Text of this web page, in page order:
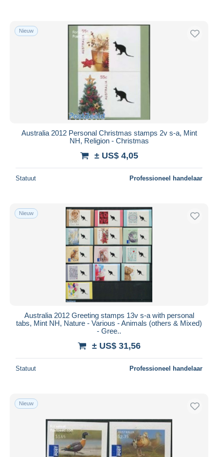
Nieuw
Australia 2012 Personal Christmas stamps 2v s-a, Mint
NH, Religion - Christmas
± US$ 4,05
Statuut Professioneel handelaar
Nieuw
Australia 2012 Greeting stamps 13v s-a with personal
tabs, Mint NH, Nature - Various - Animals (others & Mixed)
- Gree..
± US$ 31,56
Statuut Professioneel handelaar
Nieuw